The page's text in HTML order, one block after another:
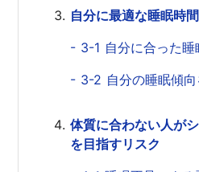
自分に最適な睡眠時
- 3-1 自分に合った睡
- 3-2 自分の睡眠傾向
体質に合わない人が
を目指すリスク